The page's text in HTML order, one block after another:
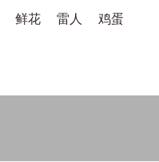
鲜花 雷人 鸡蛋